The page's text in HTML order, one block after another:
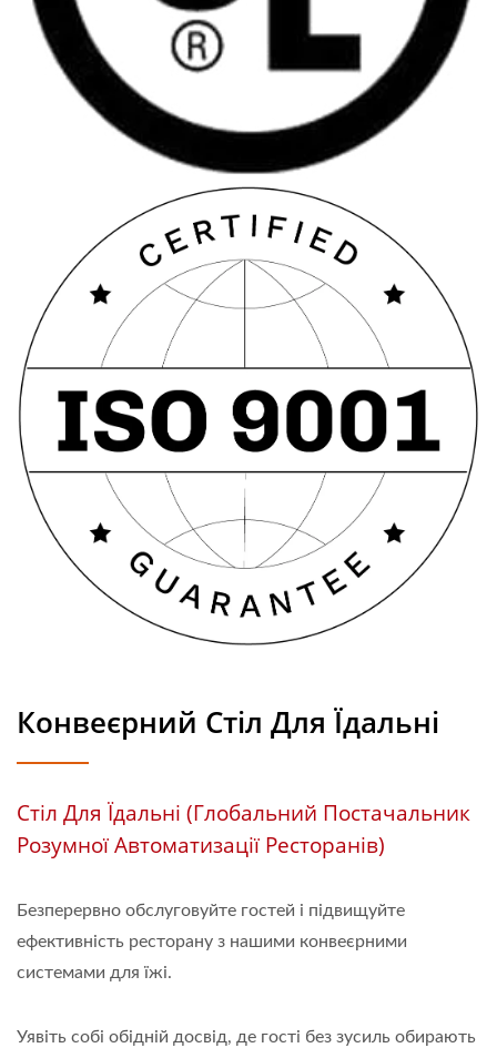
Конвеєрний Стіл Для Їдальні
Стіл Для Їдальні (Глобальний Постачальник
Розумної Автоматизації Ресторанів)
Безперервно обслуговуйте гостей і підвищуйте
ефективність ресторану з нашими конвеєрними
системами для їжі.
Уявіть собі обідній досвід, де гості без зусиль обирають